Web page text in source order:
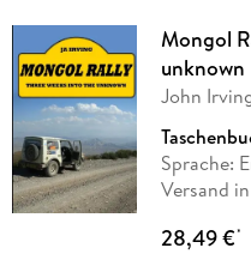
Mongol
unknown
John
Sprache:
Versand
28,49 €*